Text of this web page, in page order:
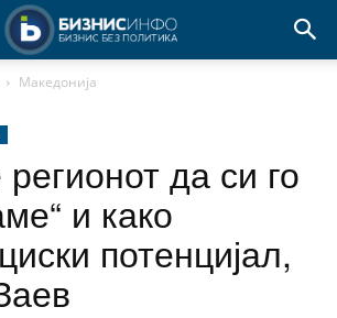
Македонија
да си го
и како
потенцијал,